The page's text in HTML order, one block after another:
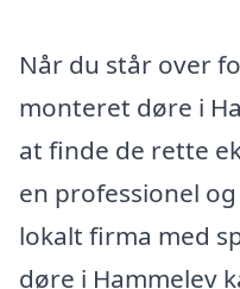
Når du står over
monteret døre i
at finde de rette
en professionel
lokalt firma med
døre i Hammelev